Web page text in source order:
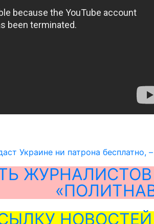
Украине ни патрона бесплатно,